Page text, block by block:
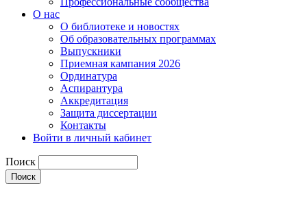
О нас
О библиотеке и новостях
Об образовательных программах
Выпускники
Приемная кампания 2026
Ординатура
Аспирантура
Аккредитация
Защита диссертации
Контакты
Войти в личный кабинет
Поиск